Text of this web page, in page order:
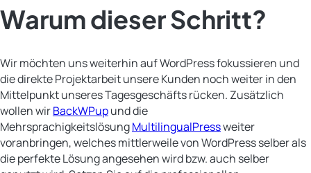
Warum dieser Schritt?
Wir möchten uns weiterhin auf WordPress fokussieren und
die direkte Projektarbeit unsere Kunden noch weiter in den
Mittelpunkt unseres Tagesgeschäfts rücken. Zusätzlich
wollen wirBackWPupund die
MehrsprachigkeitslösungMultilingualPressweiter
voranbringen, welches mittlerweile von WordPress selber als
die perfekte Lösung angesehen wird bzw. auch selber